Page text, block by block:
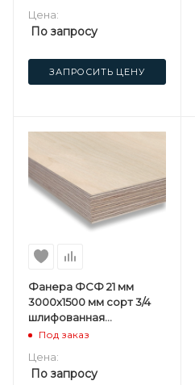
Цена:
По запросу
ЗАПРОСИТЬ ЦЕНУ
Фанера ФСФ 21 мм
3000х1500 мм сорт 3/4
шлифованная
березовая
Под заказ
Цена:
По запросу